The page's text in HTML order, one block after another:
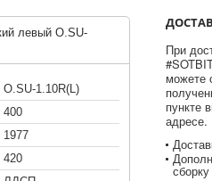
левый O.SU-
O.SU-1.10R(L)
400
1977
420
При
можете
пункте
адресе.
сборку